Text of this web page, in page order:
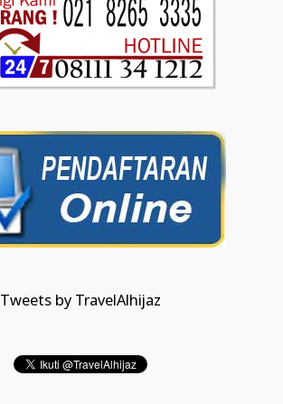
Tweets by TravelAlhijaz